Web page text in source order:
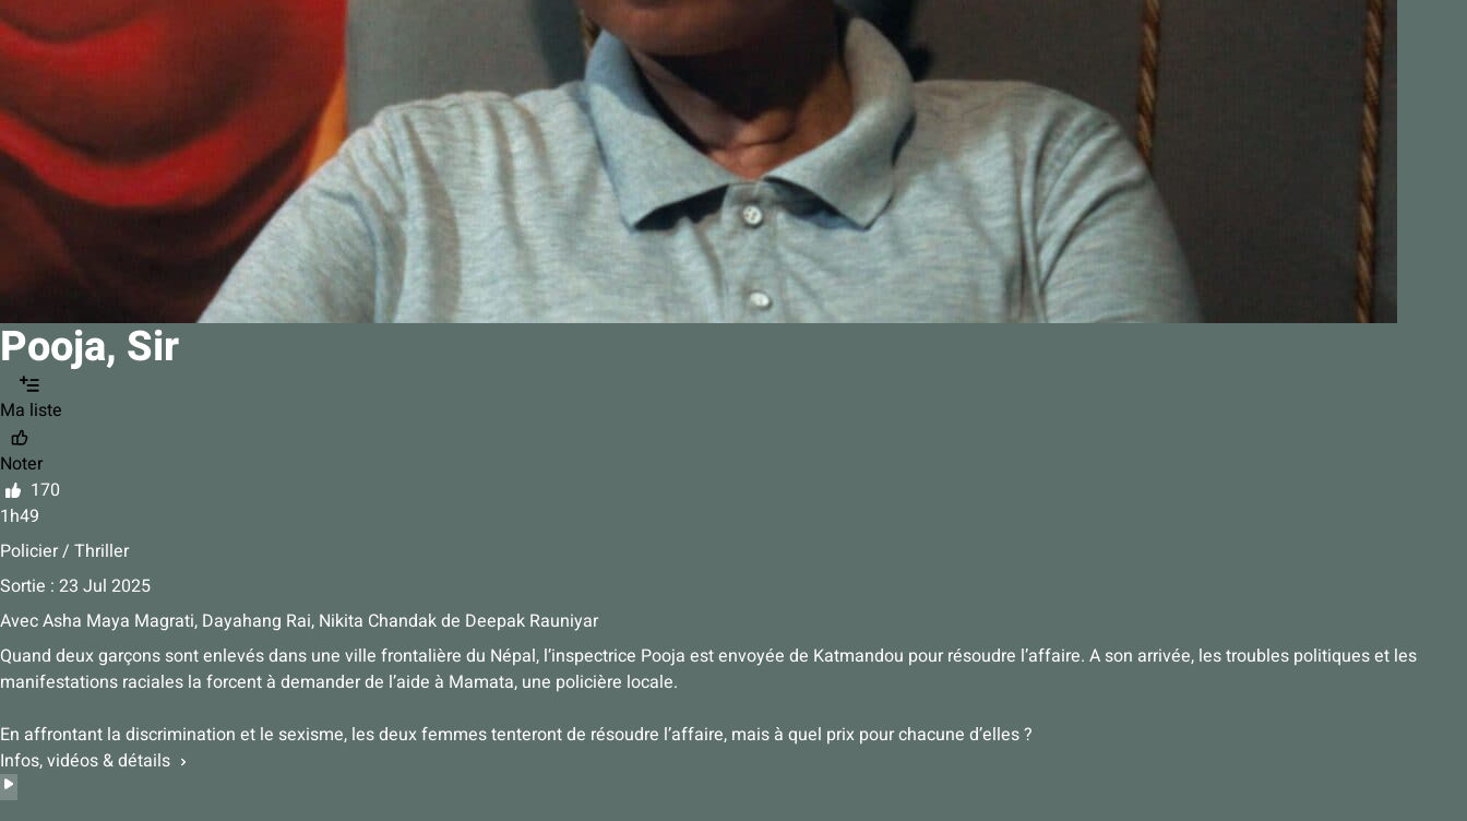
Pooja, Sir
Ma liste
Noter
170
1h49
Policier / Thriller
Sortie : 23 Jul 2025
AvecAsha Maya Magrati, Dayahang Rai, Nikita Chandakde Deepak Rauniyar
Quand deux garçons sont enlevés dans une ville frontalière du Népal, l’inspectrice Pooja est envoyée de Katmandou pour résoudre l’affaire. A son arrivée, les troubles politiques et les
manifestations raciales la forcent à demander de l’aide à Mamata, une policière locale.
En affrontant la discrimination et le sexisme, les deux femmes tenteront de résoudre l’affaire, mais à quel prix pour chacune d’elles ?
Infos, vidéos & détails